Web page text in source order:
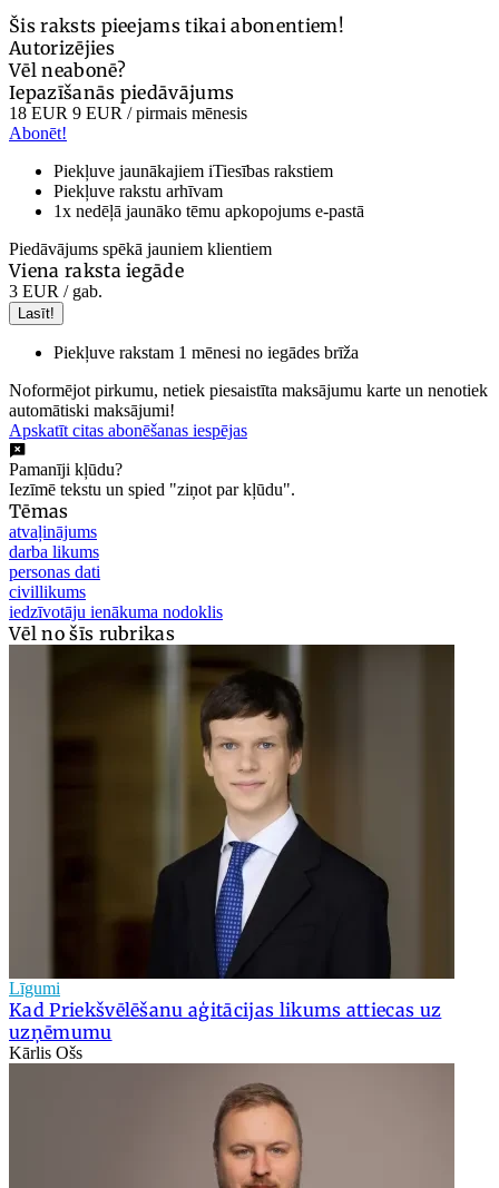
Šis raksts pieejams tikai abonentiem!
Autorizējies
Vēl neabonē?
Iepazīšanās piedāvājums
18 EUR 9 EUR / pirmais mēnesis
Abonēt!
Piekļuve jaunākajiem iTiesības rakstiem
Piekļuve rakstu arhīvam
1x nedēļā jaunāko tēmu apkopojums e-pastā
Piedāvājums spēkā jauniem klientiem
Viena raksta iegāde
3 EUR / gab.
Lasīt!
Piekļuve rakstam 1 mēnesi no iegādes brīža
Noformējot pirkumu, netiek piesaistīta maksājumu karte un nenotiek
automātiski maksājumi!
Apskatīt citas abonēšanas iespējas
Pamanīji kļūdu?
Iezīmē tekstu un spied "ziņot par kļūdu".
Tēmas
atvaļinājums
darba likums
personas dati
civillikums
iedzīvotāju ienākuma nodoklis
Vēl no šīs rubrikas
Līgumi
Kad Priekšvēlēšanu aģitācijas likums attiecas uz
uzņēmumu
Kārlis Ošs